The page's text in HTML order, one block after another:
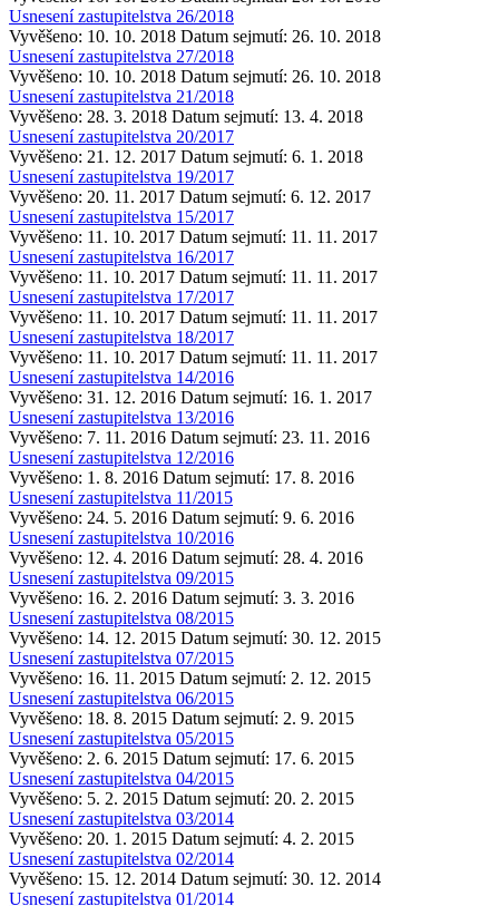
Usnesení zastupitelstva 26/2018
Vyvěšeno: 10. 10. 2018 Datum sejmutí: 26. 10. 2018
Usnesení zastupitelstva 27/2018
Vyvěšeno: 10. 10. 2018 Datum sejmutí: 26. 10. 2018
Usnesení zastupitelstva 21/2018
Vyvěšeno: 28. 3. 2018 Datum sejmutí: 13. 4. 2018
Usnesení zastupitelstva 20/2017
Vyvěšeno: 21. 12. 2017 Datum sejmutí: 6. 1. 2018
Usnesení zastupitelstva 19/2017
Vyvěšeno: 20. 11. 2017 Datum sejmutí: 6. 12. 2017
Usnesení zastupitelstva 15/2017
Vyvěšeno: 11. 10. 2017 Datum sejmutí: 11. 11. 2017
Usnesení zastupitelstva 16/2017
Vyvěšeno: 11. 10. 2017 Datum sejmutí: 11. 11. 2017
Usnesení zastupitelstva 17/2017
Vyvěšeno: 11. 10. 2017 Datum sejmutí: 11. 11. 2017
Usnesení zastupitelstva 18/2017
Vyvěšeno: 11. 10. 2017 Datum sejmutí: 11. 11. 2017
Usnesení zastupitelstva 14/2016
Vyvěšeno: 31. 12. 2016 Datum sejmutí: 16. 1. 2017
Usnesení zastupitelstva 13/2016
Vyvěšeno: 7. 11. 2016 Datum sejmutí: 23. 11. 2016
Usnesení zastupitelstva 12/2016
Vyvěšeno: 1. 8. 2016 Datum sejmutí: 17. 8. 2016
Usnesení zastupitelstva 11/2015
Vyvěšeno: 24. 5. 2016 Datum sejmutí: 9. 6. 2016
Usnesení zastupitelstva 10/2016
Vyvěšeno: 12. 4. 2016 Datum sejmutí: 28. 4. 2016
Usnesení zastupitelstva 09/2015
Vyvěšeno: 16. 2. 2016 Datum sejmutí: 3. 3. 2016
Usnesení zastupitelstva 08/2015
Vyvěšeno: 14. 12. 2015 Datum sejmutí: 30. 12. 2015
Usnesení zastupitelstva 07/2015
Vyvěšeno: 16. 11. 2015 Datum sejmutí: 2. 12. 2015
Usnesení zastupitelstva 06/2015
Vyvěšeno: 18. 8. 2015 Datum sejmutí: 2. 9. 2015
Usnesení zastupitelstva 05/2015
Vyvěšeno: 2. 6. 2015 Datum sejmutí: 17. 6. 2015
Usnesení zastupitelstva 04/2015
Vyvěšeno: 5. 2. 2015 Datum sejmutí: 20. 2. 2015
Usnesení zastupitelstva 03/2014
Vyvěšeno: 20. 1. 2015 Datum sejmutí: 4. 2. 2015
Usnesení zastupitelstva 02/2014
Vyvěšeno: 15. 12. 2014 Datum sejmutí: 30. 12. 2014
Usnesení zastupitelstva 01/2014